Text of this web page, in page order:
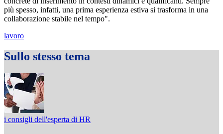
più spesso, infatti, una prima esperienza estiva si trasforma in una
collaborazione stabile nel tempo".
lavoro
Sullo stesso tema
i consigli dell'esperta di HR